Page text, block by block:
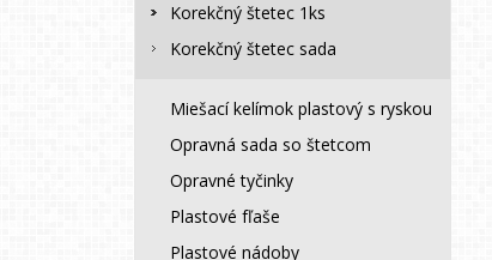
Korekčný štetec 1ks
Korekčný štetec sada
Miešací kelímok plastový s ryskou
Opravná sada so štetcom
Opravné tyčinky
Plastové fľaše
Plastové nádoby